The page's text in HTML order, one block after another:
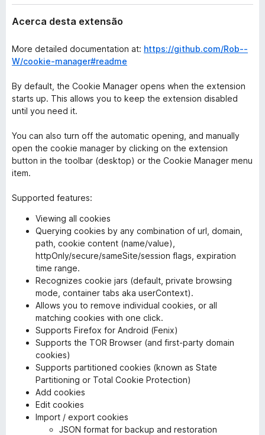
Acerca desta extensão
More detailed documentation at: https://github.com/Rob--
W/cookie-manager#readme
By default, the Cookie Manager opens when the extension
starts up. This allows you to keep the extension disabled
until you need it.
You can also turn off the automatic opening, and manually
open the cookie manager by clicking on the extension
button in the toolbar (desktop) or the Cookie Manager menu
item.
Supported features:
Viewing all cookies
Querying cookies by any combination of url, domain,
path, cookie content (name/value),
httpOnly/secure/sameSite/session flags, expiration
time range.
Recognizes cookie jars (default, private browsing
mode, container tabs aka userContext).
Allows you to remove individual cookies, or all
matching cookies with one click.
Supports Firefox for Android (Fenix)
Supports the TOR Browser (and first-party domain
cookies)
Supports partitioned cookies (known as State
Partitioning or Total Cookie Protection)
Add cookies
Edit cookies
Import / export cookies
JSON format for backup and restoration